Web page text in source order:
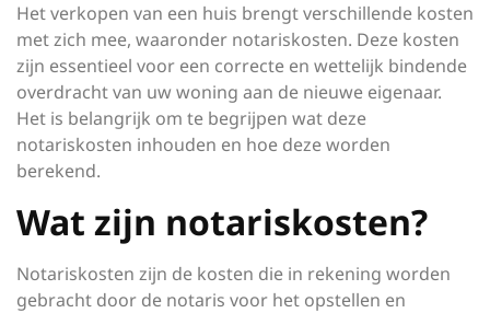
Het verkopen van een huis brengt verschillende kosten
met zich mee, waaronder notariskosten. Deze kosten
zijn essentieel voor een correcte en wettelijk bindende
overdracht van uw woning aan de nieuwe eigenaar.
Het is belangrijk om te begrijpen wat deze
notariskosten inhouden en hoe deze worden
berekend.
Wat zijn notariskosten?
Notariskosten zijn de kosten die in rekening worden
gebracht door de notaris voor het opstellen en